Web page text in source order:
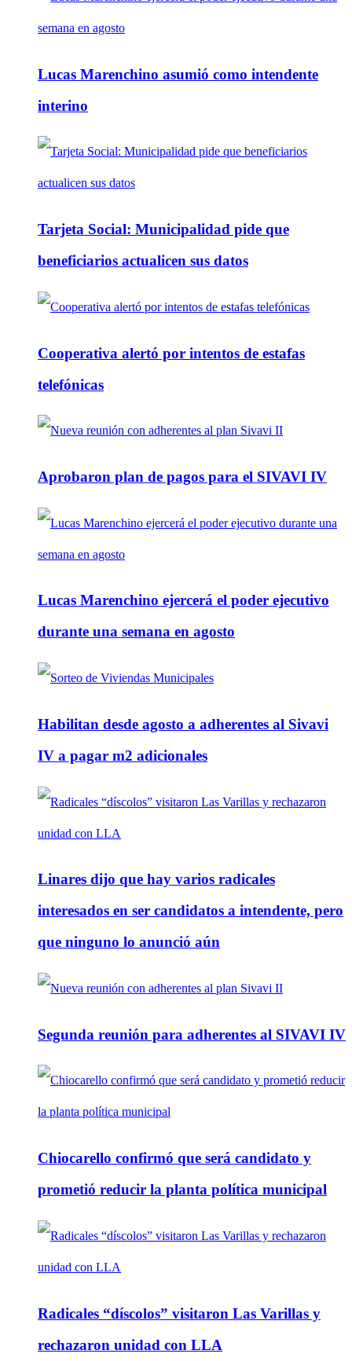
Lucas Marenchino asumió como intendente
interino
Tarjeta Social: Municipalidad pide que
beneficiarios actualicen sus datos
Cooperativa alertó por intentos de estafas
telefónicas
Aprobaron plan de pagos para el SIVAVI IV
Lucas Marenchino ejercerá el poder ejecutivo
durante una semana en agosto
Habilitan desde agosto a adherentes al Sivavi
IV a pagar m2 adicionales
Linares dijo que hay varios radicales
interesados en ser candidatos a intendente, pero
que ninguno lo anunció aún
Segunda reunión para adherentes al SIVAVI IV
Chiocarello confirmó que será candidato y
prometió reducir la planta política municipal
Radicales “díscolos” visitaron Las Varillas y
rechazaron unidad con LLA